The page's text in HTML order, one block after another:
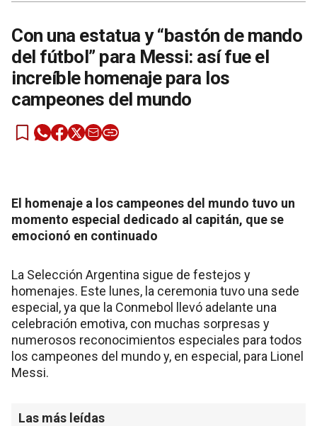
Con una estatua y “bastón de mando
del fútbol” para Messi: así fue el
increíble homenaje para los
campeones del mundo
El homenaje a los campeones del mundo tuvo un
momento especial dedicado al capitán, que se
emocionó en continuado
La Selección Argentina sigue de festejos y
homenajes. Este lunes, la ceremonia tuvo una sede
especial, ya que la Conmebol llevó adelante una
celebración emotiva, con muchas sorpresas y
numerosos reconocimientos especiales para todos
los campeones del mundo y, en especial, para Lionel
Messi.
Las más leídas